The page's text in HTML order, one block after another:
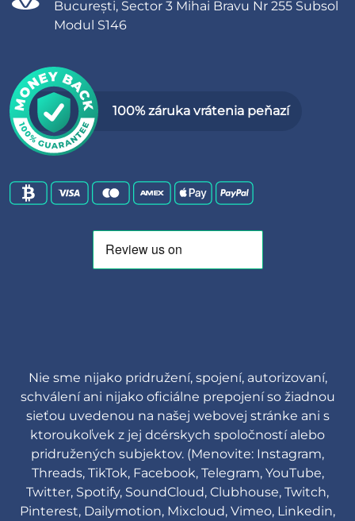
București, Sector 3 Mihai Bravu Nr 255 Subsol
Modul S146
100% záruka vrátenia peňazí
Nie sme nijako pridružení, spojení, autorizovaní,
schválení ani nijako oficiálne prepojení so žiadnou
sieťou uvedenou na našej webovej stránke ani s
ktoroukoľvek z jej dcérskych spoločností alebo
pridružených subjektov. (Menovite: Instagram,
Threads, TikTok, Facebook, Telegram, YouTube,
Twitter, Spotify, SoundCloud, Clubhouse, Twitch,
Pinterest, Dailymotion, Mixcloud, Vimeo, Linkedin,